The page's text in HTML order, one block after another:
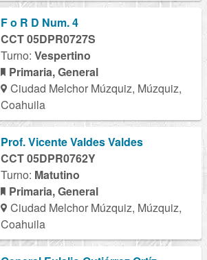
F o R D Num. 4
CCT 05DPR0727S
Turno: Vespertino
Primaria, General
Ciudad Melchor Múzquiz, Múzquiz,
Coahuila
Prof. Vicente Valdes Valdes
CCT 05DPR0762Y
Turno: Matutino
Primaria, General
Ciudad Melchor Múzquiz, Múzquiz,
Coahuila